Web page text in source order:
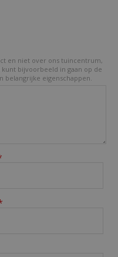
en niet over ons tuincentrum,
bijvoorbeeld in gaan op de
eigenschappen.